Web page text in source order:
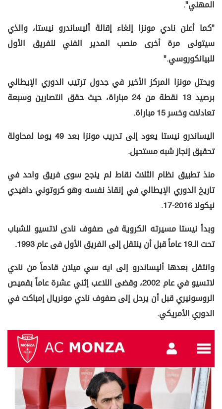
المهني".
"كما أعلن نادي مونزا إلغاء إقالة أليساندرو نيستا، والذي
سيتولى مرة أخرى منصب المدير الفني للفريق الأول
للبيانكوروسي."
ويحتل مونزا المركز الأخير في جدول ترتيب الدوري الإيطالي
برصيد 13 نقطة من 24 مباراة، حيث حقق انتصارين وسبعة
تعادلات وخسر 15 مباراة.
اليساندرو نيستا يعود إلى تدريب مونزا بعد 49 يوما لمحاولة
تحقيق إنجاز شبه مستحيل.
منذ تطبيق نظام الثلاث نقاط لم ينجح سوى فريق واحد في
تاريخ الدوري الإيطالي في إنقاذ نفسه وهو كروتوني دافيدي
نيكولا 2016-17.
وبدأ نيستا مسيرته الكروية فى صفوف نادى لاتسيو للشباب
تحت الـ19 عاماً قبل أن ينتقل إلى الفريق الأول فى عام 1993.
وانتقل بعدها أليساندرو إلى ايه سي ميلان قادماً من نادي
لاتسيو في عام 2002، وقضى اللاعب إثني عشرة عاماً بقميص
الروسونيري قبل أن يرحل إلى صفوف نادي مونريال إمباكت في
الدوري الأمريكي.